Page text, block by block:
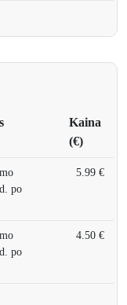
Kaina
(€)
po
5.99 €
po
4.50 €